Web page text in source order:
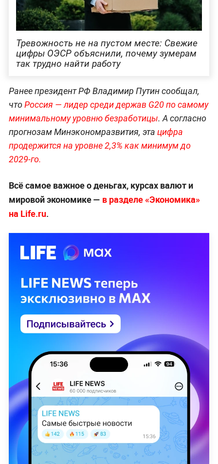
Тревожность не на пустом месте: Свежие
цифры ОЭСР объяснили, почему зумерам
так трудно найти работу
Ранее президент РФ Владимир Путин сообщал,
чтоРоссия — лидер среди держав G20 по самому
минимальному уровню безработицы. А согласно
прогнозам Минэкономразвития, эта цифра
продержится на уровне 2,3% как минимум до
2029-го.
Всё самое важное о деньгах, курсах валют и
мировой экономике — в разделе «Экономика»
на Life.ru.